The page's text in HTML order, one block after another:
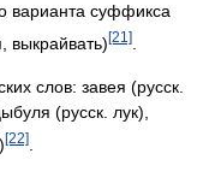
варианта суффикса
выкрайвать) [21]
слов: завея (русск.
(русск. лук),
[22]